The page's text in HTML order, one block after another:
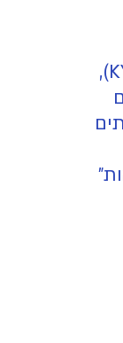
מותנית לרוב בזיהוי (KYC),